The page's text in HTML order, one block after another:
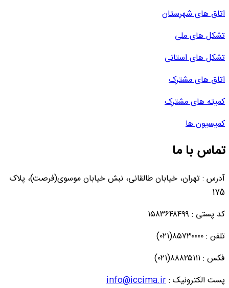
اتاق های شهرستان
تشکل های ملی
تشکل های استانی
اتاق های مشترک
کمیته های مشترک
کمیسیون ها
تماس با ما
آدرس : تهران، خیابان طالقانی، نبش خیابان موسوی(فرصت)، پلاک
175
کد پستی : ۱۵۸۳۶۴۸۴۹۹
تلفن : ۸۵۷۳۰۰۰۰(۰۲۱)
فکس : ۸۸۸۲۵۱۱۱(۰۲۱)
پست الکترونیک :info@iccima.ir